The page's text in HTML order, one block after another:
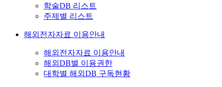
학술DB 리스트
주제별 리스트
해외전자자료 이용안내
해외전자자료 이용안내
해외DB별 이용권한
대학별 해외DB 구독현황